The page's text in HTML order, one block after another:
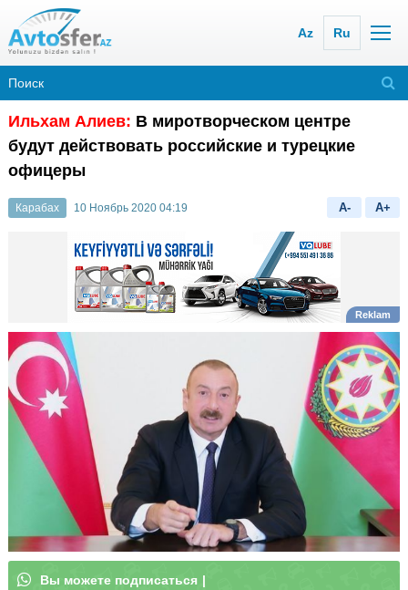
Az Ru
Ильхам Алиев: В миротворческом центре
будут действовать российские и турецкие
офицеры
Карабах 10 Ноябрь 2020 04:19 A- A+
Вы м|